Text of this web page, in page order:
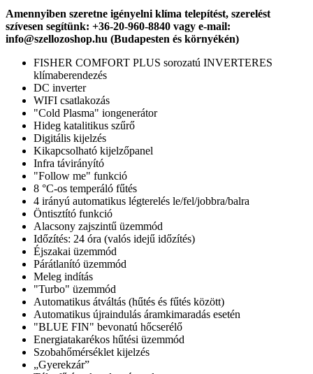
Amennyiben szeretne igényelni klíma telepítést, szerelést
szívesen segítünk: +36-20-960-8840 vagy e-mail:
info@szellozoshop.hu (Budapesten és környékén)
FISHER COMFORT PLUS sorozatú INVERTERES
klímaberendezés
DC inverter
WIFI csatlakozás
"Cold Plasma" iongenerátor
Hideg katalitikus szűrő
Digitális kijelzés
Kikapcsolható kijelzőpanel
Infra távirányító
"Follow me" funkció
8 °C-os temperáló fűtés
4 irányú automatikus légterelés le/fel/jobbra/balra
Öntisztító funkció
Alacsony zajszintű üzemmód
Időzítés: 24 óra (valós idejű időzítés)
Éjszakai üzemmód
Párátlanító üzemmód
Meleg indítás
"Turbo" üzemmód
Automatikus átváltás (hűtés és fűtés között)
Automatikus újraindulás áramkimaradás esetén
"BLUE FIN" bevonatú hőcserélő
Energiatakarékos hűtési üzemmód
Szobahőmérséklet kijelzés
„Gyerekzár”